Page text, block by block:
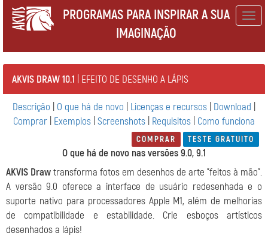
PROGRAMAS PARA INSPIRAR A SUA
IMAGINAÇÃO
AKVIS DRAW 10.1 | EFEITO DE DESENHO A LÁPIS
Descrição O que há de novo Licenças e recursos Download
Comprar Exemplos Screenshots Requisitos Como funciona
COMPRAR TESTE GRATUITO
O que há de novo nas versões 9.0, 9.1
AKVIS Drawtransforma fotos em desenhos de arte "feitos à mão".
A versão 9.0 oferece a interface de usuário redesenhada e o
suporte nativo para processadores Apple M1, além de melhorias
de compatibilidade e estabilidade. Crie esboços artísticos
desenhados a lápis!